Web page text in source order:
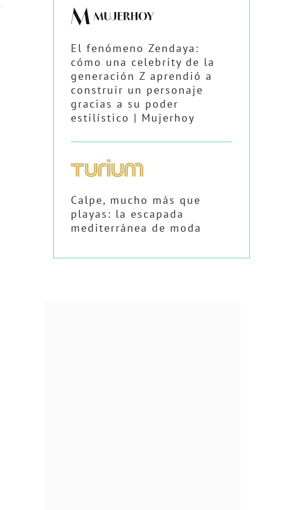
El fenómeno Zendaya:
cómo una celebrity de la
generación Z aprendió a
construir un personaje
gracias a su poder
estilístico | Mujerhoy
Calpe, mucho más que
playas: la escapada
mediterránea de moda